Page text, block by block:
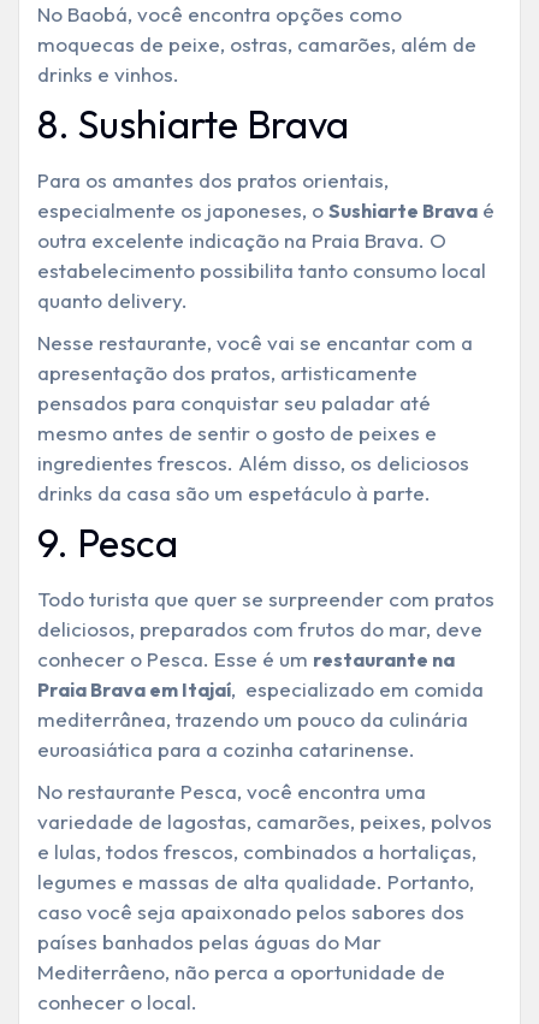
No Baobá, você encontra opções como
moquecas de peixe, ostras, camarões, além de
drinks e vinhos.
8. Sushiarte Brava
Para os amantes dos pratos orientais,
especialmente os japoneses, o Sushiarte Brava é
outra excelente indicação na Praia Brava. O
estabelecimento possibilita tanto consumo local
quanto delivery.
Nesse restaurante, você vai se encantar com a
apresentação dos pratos, artisticamente
pensados para conquistar seu paladar até
mesmo antes de sentir o gosto de peixes e
ingredientes frescos. Além disso, os deliciosos
drinks da casa são um espetáculo à parte.
9. Pesca
Todo turista que quer se surpreender com pratos
deliciosos, preparados com frutos do mar, deve
conhecer o Pesca. Esse é um restaurante na
Praia Brava em Itajaí, especializado em comida
mediterrânea, trazendo um pouco da culinária
euroasiática para a cozinha catarinense.
No restaurante Pesca, você encontra uma
variedade de lagostas, camarões, peixes, polvos
e lulas, todos frescos, combinados a hortaliças,
legumes e massas de alta qualidade. Portanto,
caso você seja apaixonado pelos sabores dos
países banhados pelas águas do Mar
Mediterrâeno, não perca a oportunidade de
conhecer o local.